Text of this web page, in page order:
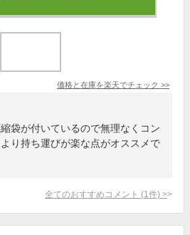
価格と在庫を楽天でチェック >>
袋が付いているので無理なくコン
り持ち運びが楽な点がオススメで
全てのおすすめコメント (1 件) >